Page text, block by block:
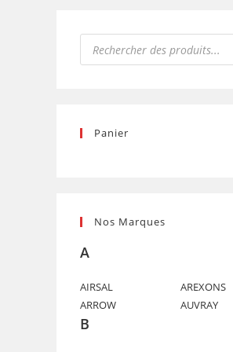
Recherche
produits
Panier
Nos Marques
A
AIRSAL
AREXONS
ARROW
AUVRAY
B